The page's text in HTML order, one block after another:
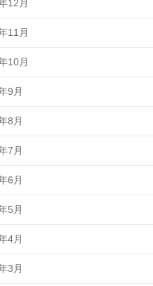
12月
11月
10月
9月
8月
7月
6月
5月
4月
3月